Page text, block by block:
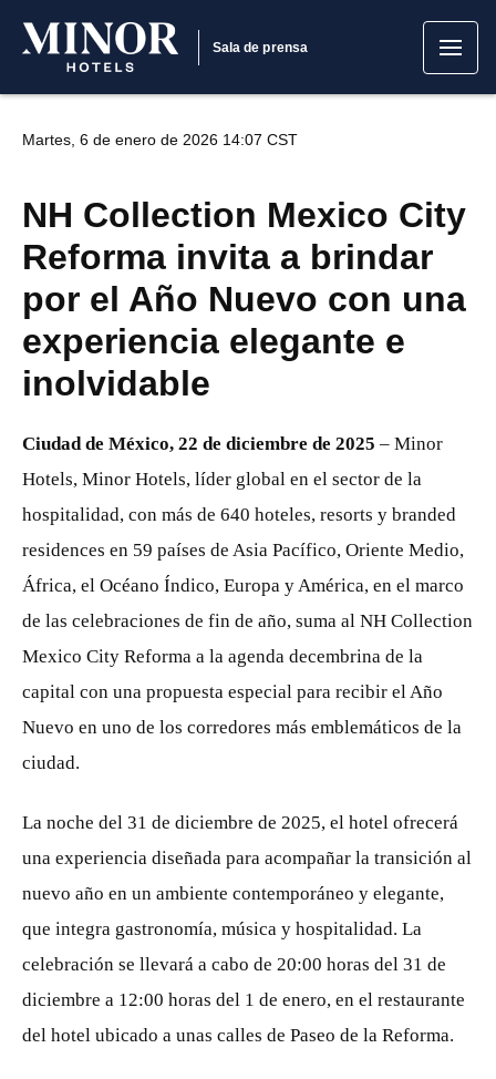
Sala de prensa
Martes, 6 de enero de 2026 14:07 CST
NH Collection Mexico City
Reforma invita a brindar
por el Año Nuevo con una
experiencia elegante e
inolvidable
Ciudad de México, 22 de diciembre de 2025 – Minor
Hotels, Minor Hotels, líder global en el sector de la
hospitalidad, con más de 640 hoteles, resorts y branded
residences en 59 países de Asia Pacífico, Oriente Medio,
África, el Océano Índico, Europa y América, en el marco
de las celebraciones de fin de año, suma al NH Collection
Mexico City Reforma a la agenda decembrina de la
capital con una propuesta especial para recibir el Año
Nuevo en uno de los corredores más emblemáticos de la
ciudad.
La noche del 31 de diciembre de 2025, el hotel ofrecerá
una experiencia diseñada para acompañar la transición al
nuevo año en un ambiente contemporáneo y elegante,
que integra gastronomía, música y hospitalidad. La
celebración se llevará a cabo de 20:00 horas del 31 de
diciembre a 12:00 horas del 1 de enero, en el restaurante
del hotel ubicado a unas calles de Paseo de la Reforma.